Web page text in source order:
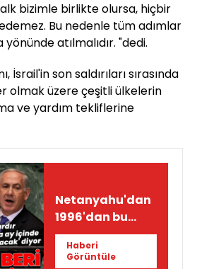
bizimle birlikte olursa, hiçbir
Bu nedenle tüm adımlar
atılmalıdır. "dedi.
İsrail'in son saldırıları sırasında
olmak üzere çeşitli ülkelerin
ve yardım tekliflerine
Netanyahu'dan
1996'dan bu
yana aynı iddia!
Haberi
Görüntüle